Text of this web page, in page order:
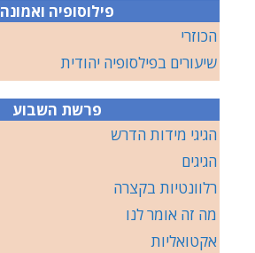
פילוסופיה ואמונה
הכוזרי
שיעורים בפילסופיה יהודית
פרשת השבוע
הגיגי מידות הדרש
הגיגים
רלוונטיות בקצרה
מה זה אומר לנו
אקטואליות